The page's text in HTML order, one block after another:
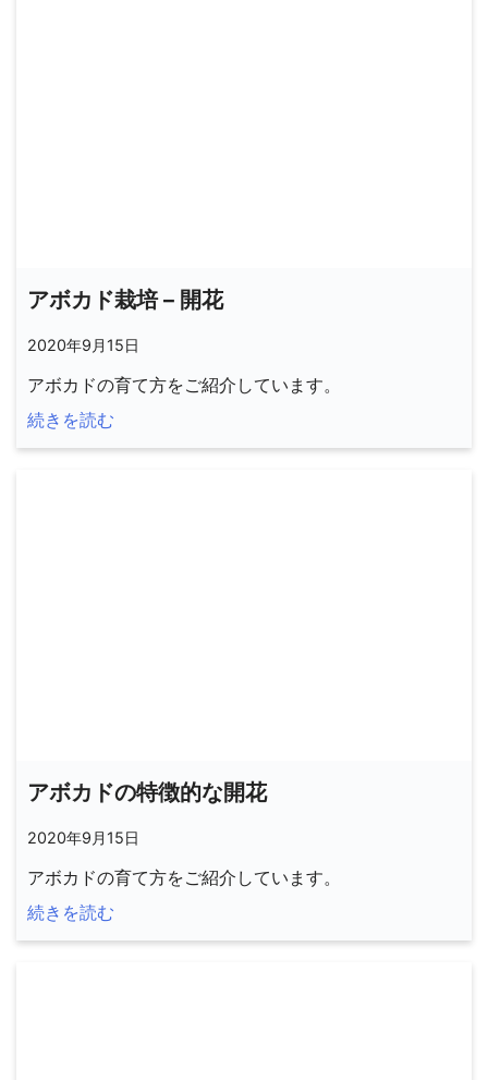
アボカド栽培 – 開花
2020年9月15日
アボカドの育て方をご紹介しています。
続きを読む
アボカドの特徴的な開花
2020年9月15日
アボカドの育て方をご紹介しています。
続きを読む